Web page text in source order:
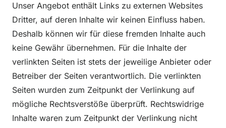
Unser Angebot enthält Links zu externen Websites
Dritter, auf deren Inhalte wir keinen Einfluss haben.
Deshalb können wir für diese fremden Inhalte auch
keine Gewähr übernehmen. Für die Inhalte der
verlinkten Seiten ist stets der jeweilige Anbieter oder
Betreiber der Seiten verantwortlich. Die verlinkten
Seiten wurden zum Zeitpunkt der Verlinkung auf
mögliche Rechtsverstöße überprüft. Rechtswidrige
Inhalte waren zum Zeitpunkt der Verlinkung nicht